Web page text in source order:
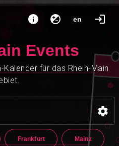
en
Events
Kalender für das Rhein-Main
Frankfurt Mainz